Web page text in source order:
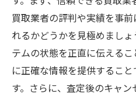
買取業者の評判や実績を事
れるかどうかを見極めまし
テムの状態を正直に伝える
に正確な情報を提供するこ
す。さらに、査定後のキャ